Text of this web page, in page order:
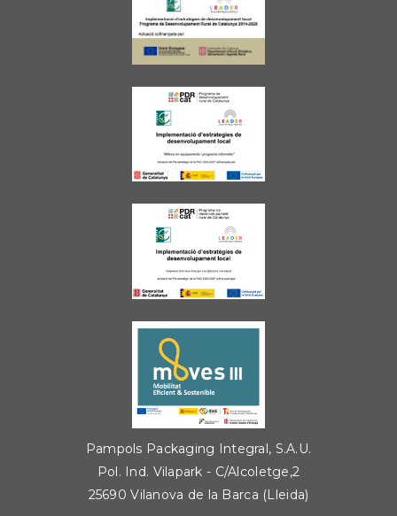
Pampols Packaging Integral, S.A.U.
Pol. Ind. Vilapark - C/Alcoletge,2
25690 Vilanova de la Barca (Lleida)